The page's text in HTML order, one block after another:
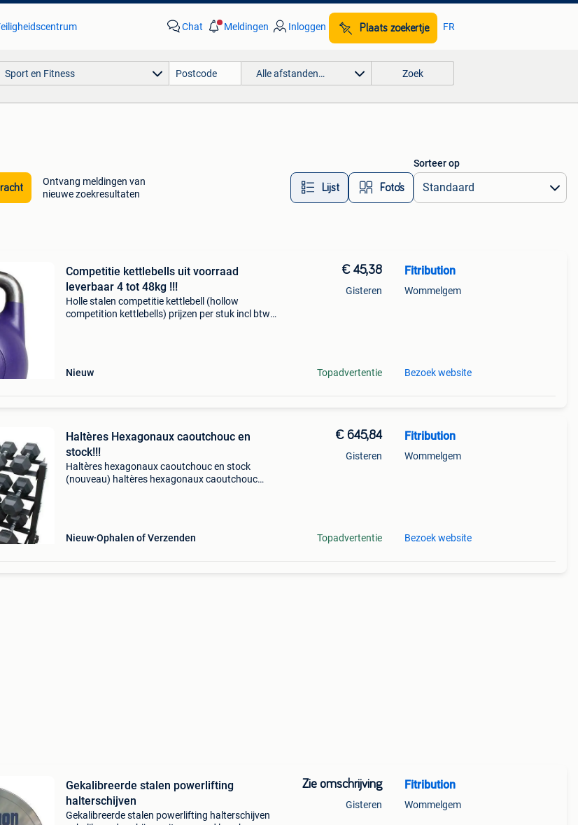
Chat Meldingen Inloggen Plaats zoekertje FR
Sport en Fitness Alle afstanden… Zoek
Ontvang meldingen van
nieuwe zoekresultaten
Lijst Foto’s
Sorteer op
Competitie kettlebells uit voorraad
leverbaar 4 tot 48kg !!!
Holle stalen competitie kettlebell (hollow
competition kettlebells) prijzen per stuk incl btw
Nieuw
€ 45,38
Gisteren
Topadvertentie
Fitribution
Wommelgem
Bezoek website
Haltères Hexagonaux caoutchouc en
stock!!!
Haltères hexagonaux caoutchouc en stock
(nouveau) haltères hexagonaux caoutchouc
Nieuw Ophalen of Verzenden
€ 645,84
Gisteren
Topadvertentie
Fitribution
Wommelgem
Bezoek website
Gekalibreerde stalen powerlifting
halterschijven
Gekalibreerde stalen powerlifting halterschijven
Zie omschrijving
Gisteren
Fitribution
Wommelgem